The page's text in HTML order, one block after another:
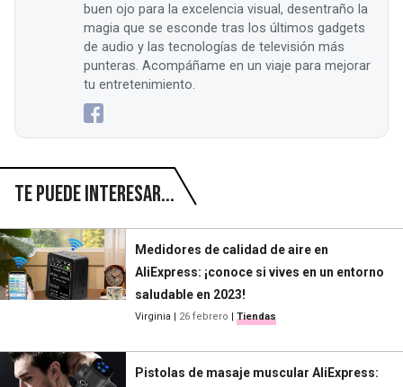
buen ojo para la excelencia visual, desentraño la
magia que se esconde tras los últimos gadgets
de audio y las tecnologías de televisión más
punteras. Acompáñame en un viaje para mejorar
tu entretenimiento.
Te puede interesar...
Medidores de calidad de aire en
AliExpress: ¡conoce si vives en un entorno
saludable en 2023!
Virginia 26 febrero Tiendas
Pistolas de masaje muscular AliExpress: